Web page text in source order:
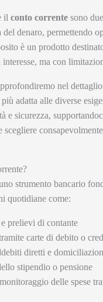
il conto corrente sono
del denaro, permettendo
è un prodotto
ma con
nel
adatta alle diverse
e sicurezza,
scegliere
strumento bancario
quotidiane come:
prelievi di contante
carte di debito o
diretti e
stipendio o pensione
delle spese